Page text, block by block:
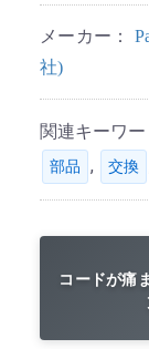
メーカー：
社)
関連キーワー
部品 , 交換
コードが痛